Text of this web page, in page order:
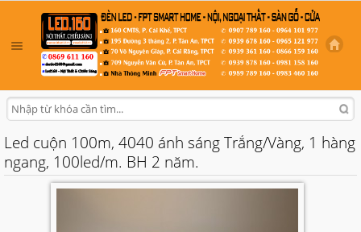
Led cuộn 100m, 4040 ánh sáng Trắng/Vàng, 1 hàng
ngang, 100led/m. BH 2 năm.